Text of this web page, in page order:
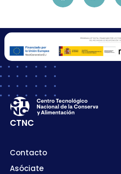
CTNC
Contacto
Asóciate